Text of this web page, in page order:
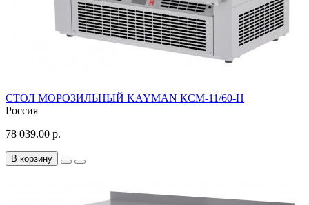
СТОЛ МОРОЗИЛЬНЫЙ KAYMAN КСМ-11/60-Н
Россия
78 039.00 р.
В корзину